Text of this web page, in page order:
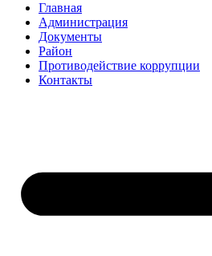
Главная
Администрация
Документы
Район
Противодействие коррупции
Контакты